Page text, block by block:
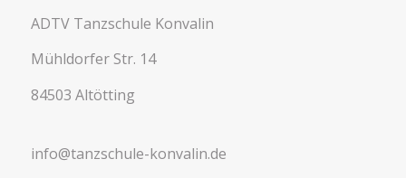
ADTV Tanzschule Konvalin
Mühldorfer Str. 14
84503 Altötting
info@tanzschule-konvalin.de